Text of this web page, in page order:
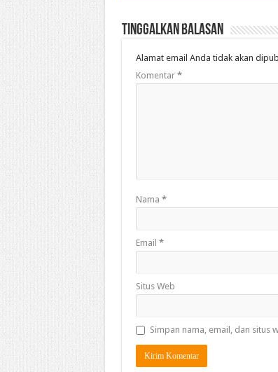
Tinggalkan Balasan
Alamat email Anda tidak akan
Komentar *
Nama *
Email *
Situs Web
Simpan nama, email, dan situs